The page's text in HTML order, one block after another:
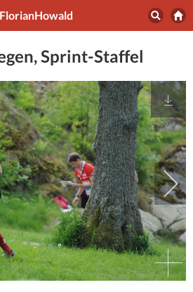
FlorianHowald
Sprint-Staffel